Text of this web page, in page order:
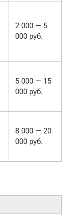
2 000 — 5
000 руб.
5 000 — 15
000 руб.
8 000 — 20
000 руб.